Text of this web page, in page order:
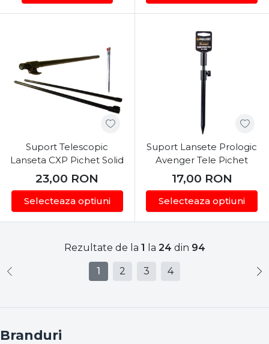
Suport Telescopic
Lanseta CXP Pichet Solid
23,00 RON
Selecteaza optiuni
Suport Lansete Prologic
Avenger Tele Pichet
17,00 RON
Selecteaza optiuni
Rezultate de la 1 la 24 din 94
1 2 3 4
Branduri